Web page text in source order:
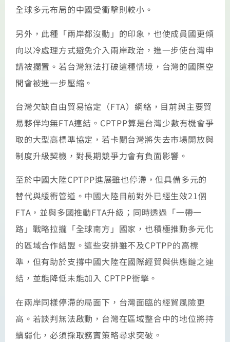
全球多元布局的中國受衝擊則較小。
另外，此種「兩岸都沒動」的印象，也使成員國更傾
向以冷處理方式避免介入兩岸政治，進一步使台灣申
請被擱置。若台灣無法打破這種情境，台灣的國際空
間會被進一步壓縮。
台灣欠缺自由貿易協定（FTA）網絡，目前與主要貿
易夥伴均無FTA連結。CPTPP算是台灣少數有機會爭
取的大型高標準協定，若卡關台灣將失去市場開放與
制度升級契機，對長期競爭力會有負面影響。
至於中國大陸CPTPP進展雖也停滯，但具備多元的
替代與緩衝管道。中國大陸目前對外已經生效21個
FTA，並與多國推動FTA升級；同時透過「一帶一
路」戰略拉攏「全球南方」國家，也積極推動多元化
的區域合作結盟。這些安排雖不及CPTPP的高標
準，但有助於支撐中國大陸在國際經貿與供應鏈之連
結，並能降低未能加入 CPTPP衝擊。
在兩岸同樣停滯的局面下，台灣面臨的經貿風險更
高。若談判無法啟動，台灣在區域整合中的地位將持
續弱化，必須採取務實策略尋求突破。